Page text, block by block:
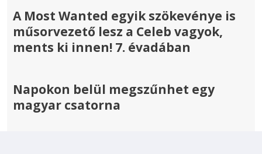
A Most Wanted egyik szökevénye is
műsorvezető lesz a Celeb vagyok,
ments ki innen! 7. évadában
Napokon belül megszűnhet egy
magyar csatorna